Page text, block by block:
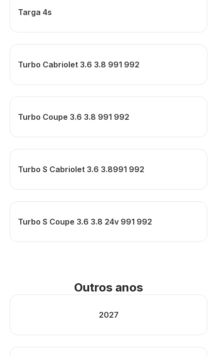
Targa 4s
Turbo Cabriolet 3.6 3.8 991 992
Turbo Coupe 3.6 3.8 991 992
Turbo S Cabriolet 3.6 3.8991 992
Turbo S Coupe 3.6 3.8 24v 991 992
Outros anos
2027